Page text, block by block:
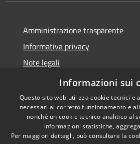
Amministrazione trasparente
Informativa privacy
Note legali
Dichiarazione di accessibilità
Accessibilità
Informazioni sui
Questo sito web utilizza cookie tecnici e
necessari al corretto funzionamento e
nonché un cookie tecnico analitico al
informazioni statistiche,
Per maggiori dettagli, può consultare la